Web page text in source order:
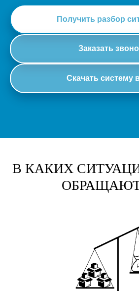
Получить разбор
Заказать
Скачать систему
В КАКИХ